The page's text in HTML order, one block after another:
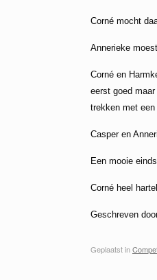
Corné mocht
Annerieke
Corné en
eerst goed
trekken met
Casper en
Een mooie
Corné heel
Geschreven
Geplaatst in